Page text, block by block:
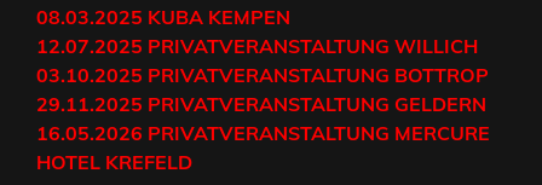
08.03.2025 KUBA KEMPEN
12.07.2025 PRIVATVERANSTALTUNG WILLICH
03.10.2025 PRIVATVERANSTALTUNG BOTTROP
29.11.2025 PRIVATVERANSTALTUNG GELDERN
16.05.2026 PRIVATVERANSTALTUNG MERCURE
HOTEL KREFELD